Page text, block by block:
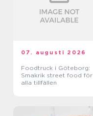
07. augusti 2026
Foodtruck i Göteborg:
Smakrik street food för
alla tillfällen